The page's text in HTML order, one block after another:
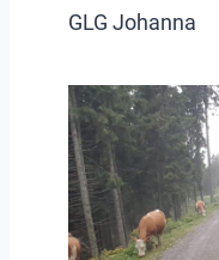
GLG Johanna